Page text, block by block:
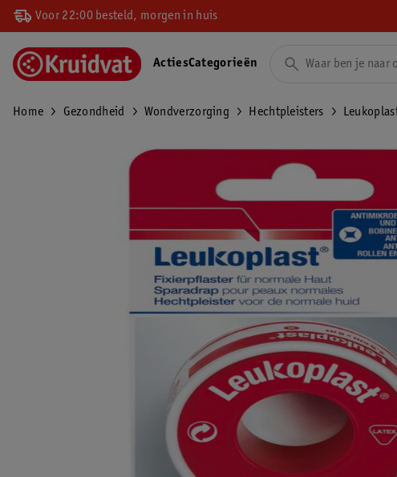
Voor 22:00 besteld, morgen in huis
ActiesCategorieën
Home Gezondheid Wondverzorging Hechtpleisters